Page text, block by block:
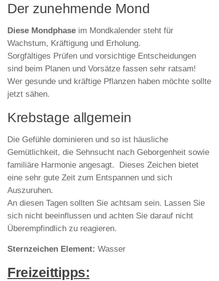
Der zunehmende Mond
Diese Mondphase im Mondkalender steht für
Wachstum, Kräftigung und Erholung.
Sorgfältiges Prüfen und vorsichtige Entscheidungen
sind beim Planen und Vorsätze fassen sehr ratsam!
Wer gesunde und kräftige Pflanzen haben möchte sollte
jetzt sähen.
Krebstage allgemein
Die Gefühle dominieren und so ist häusliche
Gemütlichkeit, die Sehnsucht nach Geborgenheit sowie
familiäre Harmonie angesagt. Dieses Zeichen bietet
eine sehr gute Zeit zum Entspannen und sich
Auszuruhen.
An diesen Tagen sollten Sie achtsam sein. Lassen Sie
sich nicht beeinflussen und achten Sie darauf nicht
Überempfindlich zu reagieren.
Sternzeichen Element: Wasser
Freizeittipps: